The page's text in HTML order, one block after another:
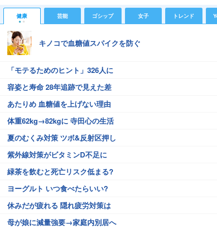
健康 芸能 ゴシップ 女子 トレンド
キノコで血糖値スパイクを防ぐ
「モテるためのヒント」326人に
容姿と寿命 28年追跡で見えた差
あたりめ 血糖値を上げない理由
体重62kg→82kgに 寺田心の生活
夏のむくみ対策 ツボ&反射区押し
紫外線対策がビタミンD不足に
緑茶を飲むと死亡リスク低まる?
ヨーグルト いつ食べたらいい?
休みだが疲れる 隠れ疲労対策は
母が娘に減量強要→家庭内別居へ